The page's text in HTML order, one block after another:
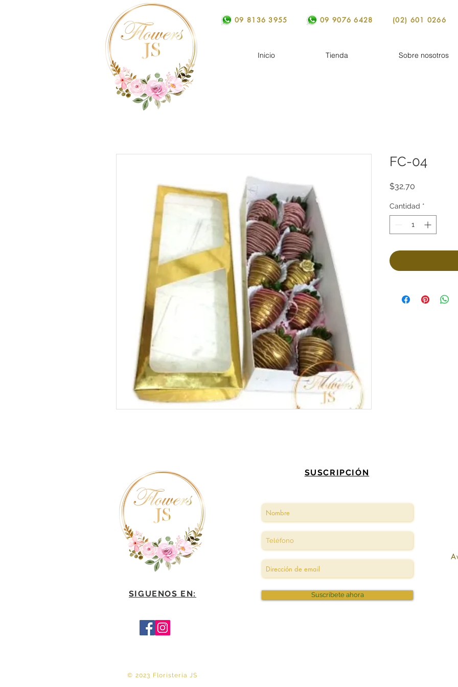
09 8136 3955 09 9076 6428 (02) 601 0266
Inicio Tienda Sobre nosotros
FC-04
$32,70
Cantidad *
SIGUENOS EN:
© 2023 Floristería JS
SUSCRIPCIÓN
Suscríbete ahora